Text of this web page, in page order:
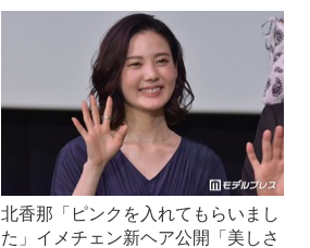
北香那「ピンクを入れてもらいまし
た」イメチェン新ヘア公開「美しさ